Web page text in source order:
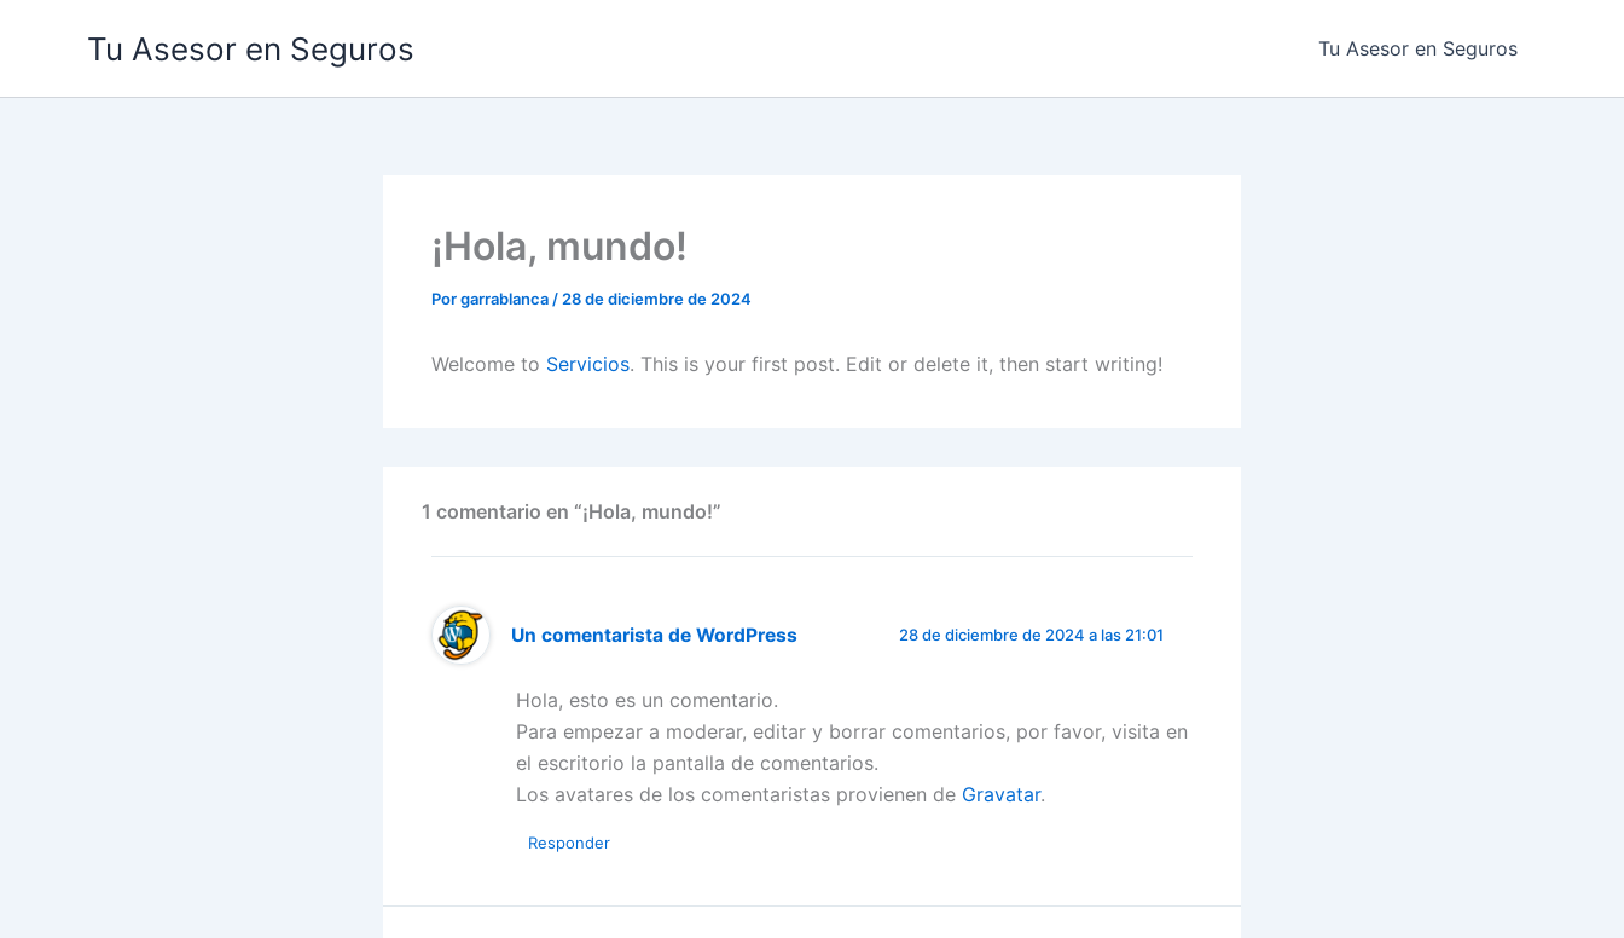
Tu Asesor en Seguros Tu Asesor en Seguros
¡Hola, mundo!
Porgarrablanca / 28 de diciembre de 2024
Welcome to Servicios. This is your first post. Edit or delete it, then start writing!
1 comentario en “¡Hola, mundo!”
Un comentarista de WordPress 28 de diciembre de 2024 a las 21:01
Hola, esto es un comentario.
Para empezar a moderar, editar y borrar comentarios, por favor, visita en
el escritorio la pantalla de comentarios.
Los avatares de los comentaristas provienen de Gravatar.
Responder